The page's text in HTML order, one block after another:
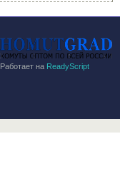
Работает на ReadyScript